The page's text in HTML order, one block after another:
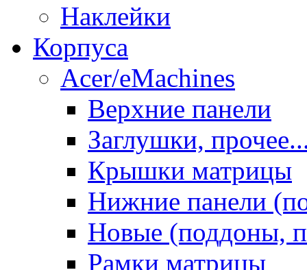
Наклейки
Корпуса
Acer/eMachines
Верхние панели
Заглушки,
Крышки матрицы
Нижние панели
Новые (поддоны,
Рамки матрицы